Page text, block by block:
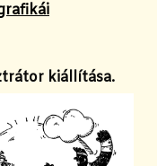
kiállítása.